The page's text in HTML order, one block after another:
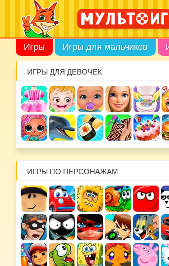
Игры Игры для мальчиков
ИГРЫ ДЛЯ ДЕВОЧЕК
ИГРЫ ПО ПЕРСОНАЖАМ